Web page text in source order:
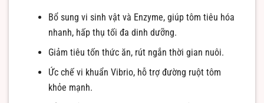
Bổ sung vi sinh vật và Enzyme, giúp tôm tiêu hóa
nhanh, hấp thụ tối đa dinh dưỡng.
Giảm tiêu tốn thức ăn, rút ngắn thời gian nuôi.
Ức chế vi khuẩn Vibrio, hỗ trợ đường ruột tôm
khỏe mạnh.